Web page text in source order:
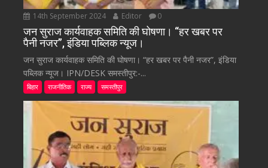
14th September 2024 Editor 0
जन सुराज कार्यवाहक समिति की घोषणा। “हर खबर पर
पैनी नजर”, इंडिया पब्लिक न्यूज।
जन सुराज कार्यवाहक समिति की घोषणा। “हर खबर पर पैनी नजर”, इंडिया
पब्लिक न्यूज। IPN/DESK समस्तीपुर:-...
बिहार राजनीतिक राज्य समस्तीपुर